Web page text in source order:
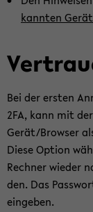
kann­ten
Bei der ers­ten
2FA, kann mit
Gerät/Brow­ser
Diese Op­ti­on
Rech­ner wie­der
den. Das
ein­ge­ben.